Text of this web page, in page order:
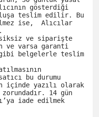
gösterdiği
teslim edilir. Bu
ise,  Alıcılar
varsa garanti
gibi belgelerle teslim
bu durumu
içinde yazılı olarak
14 gün
iade edilmek